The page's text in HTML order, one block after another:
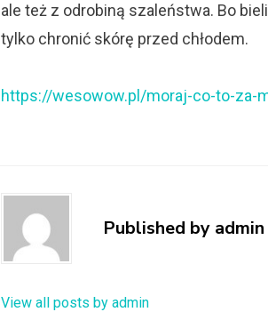
ale też z odrobiną szaleństwa. Bo
tylko chronić skórę przed chłodem.
https://wesowow.pl/moraj-co-to-za-
Published by admin
View all posts by admin